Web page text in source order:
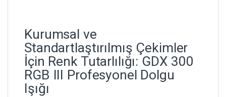
Kurumsal ve
Standartlaştırılmış Çekimler
İçin Renk Tutarlılığı: GDX 300
RGB III Profesyonel Dolgu
Işığı